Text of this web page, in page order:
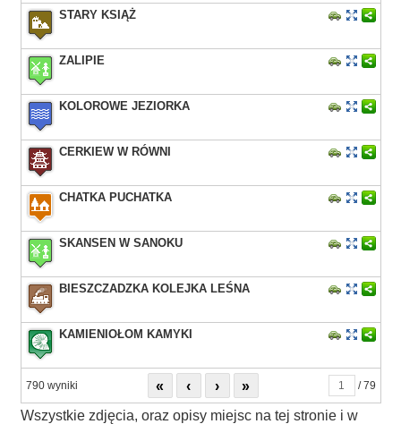
STARY KSIĄŻ
ZALIPIE
KOLOROWE JEZIORKA
CERKIEW W RÓWNI
CHATKA PUCHATKA
SKANSEN W SANOKU
BIESZCZADZKA KOLEJKA LEŚNA
KAMIENIOŁOM KAMYKI
790 wyniki « ‹ › » / 79
Wszystkie zdjęcia, oraz opisy miejsc na tej stronie i w